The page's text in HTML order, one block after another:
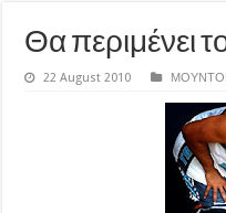
Θα περιμένει
22 August 2010